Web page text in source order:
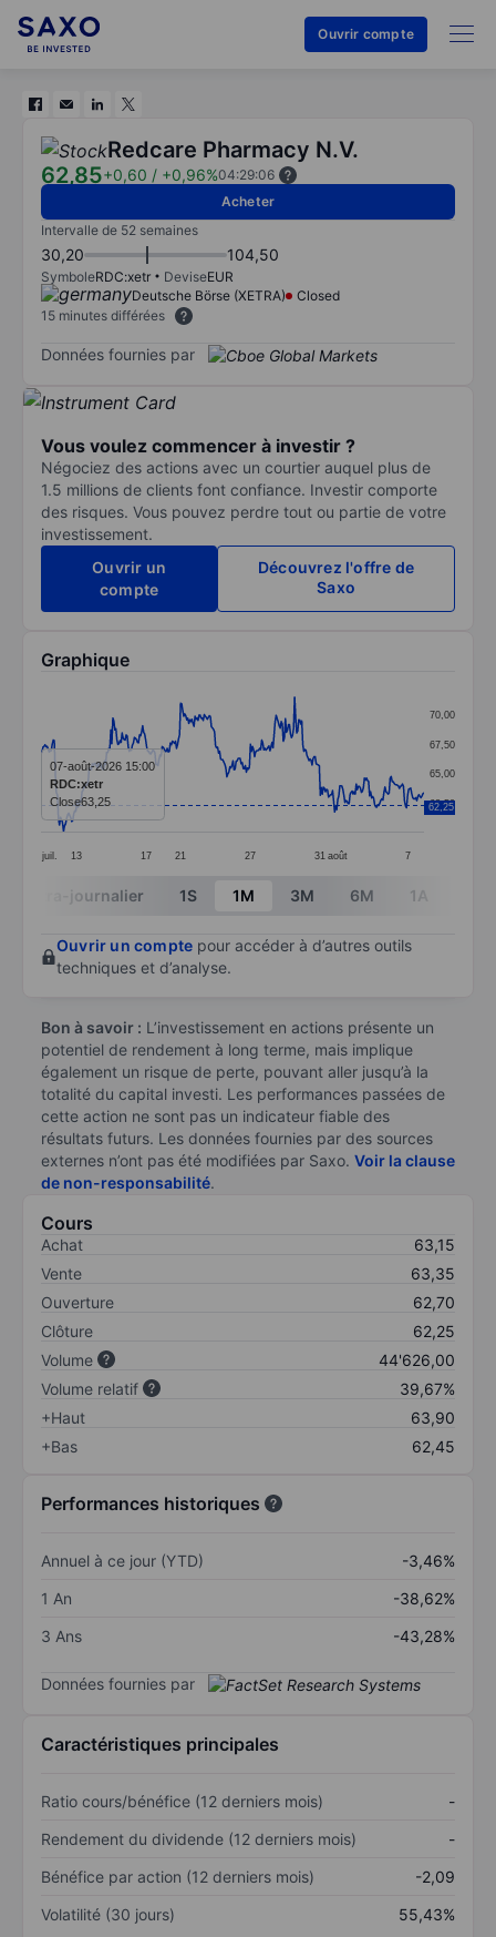
Ouvrir compte
Redcare Pharmacy N.V.
62,85+0,60 / +0,96%04:29:06
Acheter
Intervalle de 52 semaines
30,20 104,50
SymboleRDC:xetr DeviseEUR
Deutsche Börse (XETRA)
Closed
15 minutes différées
Données fournies par
Vous voulez commencer à investir ?
Négociez des actions avec un courtier auquel plus de
1.5 millions de clients font confiance. Investir comporte
des risques. Vous pouvez perdre tout ou partie de votre
investissement.
Ouvrir un
compte
Découvrez l'offre de
Saxo
Graphique
Line chart with 374 data points.
The chart has 1 X axis displaying categories.
The chart has 1 Y axis displaying values. Data
juil. 13 17 21 27 31 août 7
62,50
65,00
67,50
70,00
62,25
07-août-2026 15:00
RDC:xetr
Close63,25
End of interactive chart.
Intra-journalier 1S 1M 3M 6M 1A
Ouvrir un compte pour accéder à d’autres outils
techniques et d’analyse.
Bon à savoir : L’investissement en actions présente un
potentiel de rendement à long terme, mais implique
également un risque de perte, pouvant aller jusqu’à la
totalité du capital investi. Les performances passées de
cette action ne sont pas un indicateur fiable des
résultats futurs. Les données fournies par des sources
externes n’ont pas été modifiées par Saxo. Voir la clause
de non-responsabilité.
Cours
Achat
63,15
Vente
63,35
Ouverture
62,70
Clôture
62,25
Volume
44'626,00
Volume relatif
39,67%
+Haut
63,90
+Bas
62,45
Performances historiques
Annuel à ce jour (YTD)
-3,46%
1 An
-38,62%
3 Ans
-43,28%
Données fournies par
Caractéristiques principales
Ratio cours/bénéfice (12 derniers mois)
-
Rendement du dividende (12 derniers mois)
-
Bénéfice par action (12 derniers mois)
-2,09
Volatilité (30 jours)
55,43%